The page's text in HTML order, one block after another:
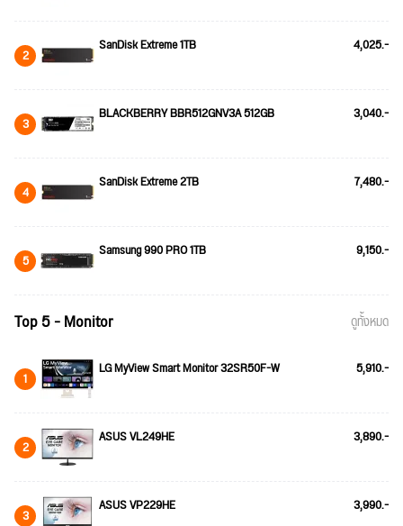
2 SanDisk Extreme 1TB 4,025.-
3 BLACKBERRY BBR512GNV3A 512GB 3,040.-
4 SanDisk Extreme 2TB 7,480.-
5 Samsung 990 PRO 1TB 9,150.-
Top 5 - Monitor ดูทั้งหมด
1 LG MyView Smart Monitor 32SR50F-W 5,910.-
2 ASUS VL249HE 3,890.-
3 ASUS VP229HE 3,990.-